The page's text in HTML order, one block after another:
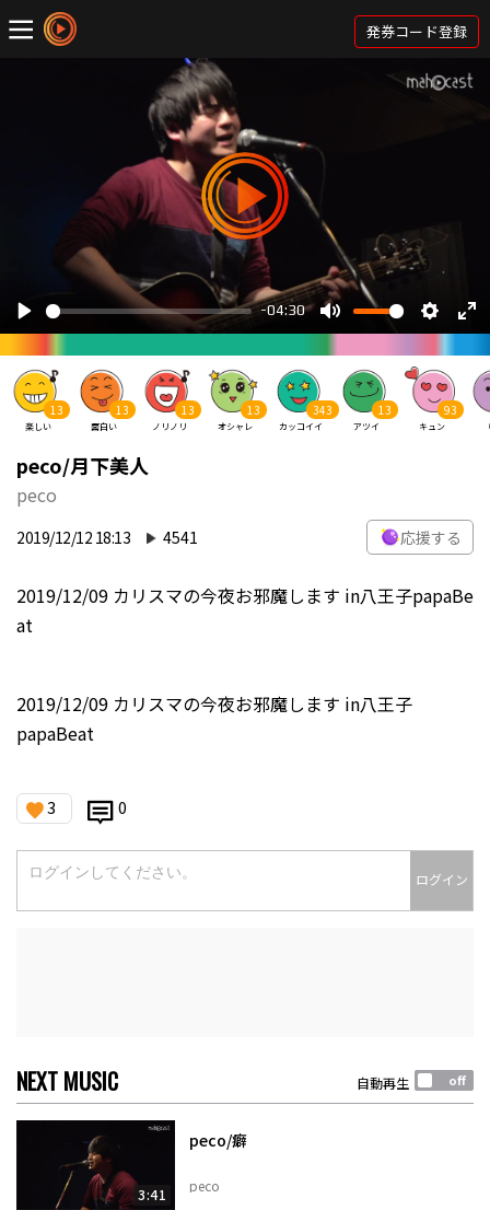
発券コード登録
13
楽しい
13
面白い
13
ノリノリ
13
オシャレ
343
カッコイイ
13
アツイ
93
キュン
peco/月下美人
peco
2019/12/12 18:13 4541 応援する
2019/12/09 カリスマの今夜お邪魔します in八王子papaBe
at
2019/12/09 カリスマの今夜お邪魔します in八王子
papaBeat
3 0
ログイン
NEXT MUSIC 自動再生
3:41
peco/癖
peco